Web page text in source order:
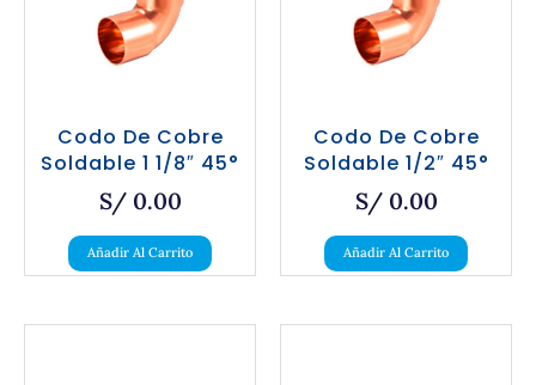
Codo De Cobre
Soldable 1 1/8″ 45°
S/0.00
Añadir Al Carrito
Codo De Cobre
Soldable 1/2″ 45°
S/0.00
Añadir Al Carrito